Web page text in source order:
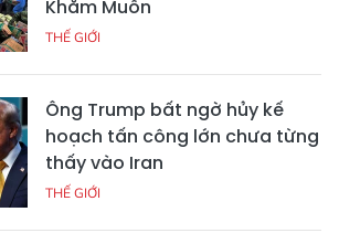
Khăm Muồn
THẾ GIỚI
Ông Trump bất ngờ hủy kế
hoạch tấn công lớn chưa từng
thấy vào Iran
THẾ GIỚI